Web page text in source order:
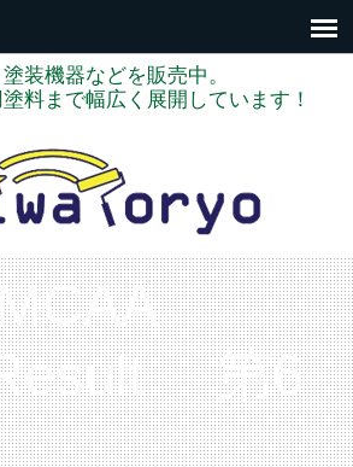
装機器などを販売中。
料まで幅広く展開しています！
第6